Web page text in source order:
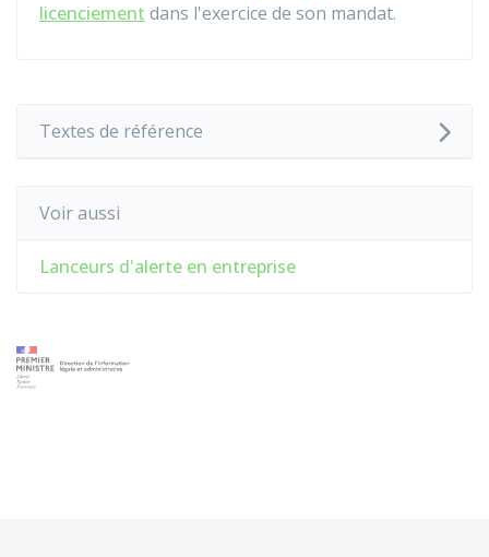
licenciement dans l'exercice de son mandat.
Textes de référence
Voir aussi
Lanceurs d'alerte en entreprise